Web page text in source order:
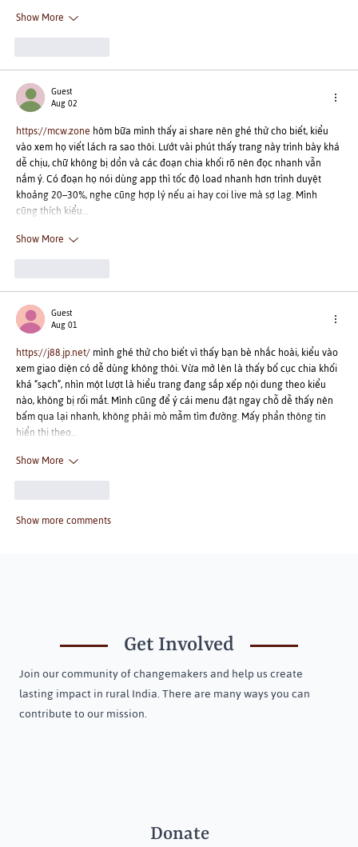
Show More
Guest
Aug 02
https://mcw.zone hôm bữa mình thấy ai share nên ghé thử cho biết, kiểu
vào xem họ viết lách ra sao thôi. Lướt vài phút thấy trang này trình bày khá
dễ chịu, chữ không bị dồn và các đoạn chia khối rõ nên đọc nhanh vẫn
nắm ý. Có đoạn họ nói dùng app thì tốc độ load nhanh hơn trình duyệt
khoảng 20–30%, nghe cũng hợp lý nếu ai hay coi live mà sợ lag. Mình
cũng thích kiểu…
Show More
Guest
Aug 01
https://j88.jp.net/ mình ghé thử cho biết vì thấy bạn bè nhắc hoài, kiểu vào
xem giao diện có dễ dùng không thôi. Vừa mở lên là thấy bố cục chia khối
khá “sạch”, nhìn một lượt là hiểu trang đang sắp xếp nội dung theo kiểu
nào, không bị rối mắt. Mình cũng để ý cái menu đặt ngay chỗ dễ thấy nên
bấm qua lại nhanh, không phải mò mẫm tìm đường. Mấy phần thông tin
hiển thị theo…
Show More
Show more comments
Get Involved
Join our community of changemakers and help us create
lasting impact in rural India. There are many ways you can
contribute to our mission.
Donate